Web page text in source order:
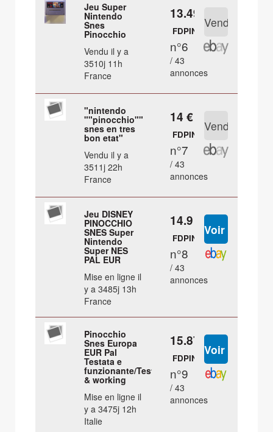
Jeu Super
Nintendo
Snes
Pinocchio
Vendu il y a
3510j 11h
France
13.49 €
FDPIN
n°6
/ 43
annonces
"nintendo
""pinocchio""
snes en tres
bon etat"
Vendu il y a
3511j 22h
France
14 €
FDPIN
n°7
/ 43
annonces
Jeu DISNEY
PINOCCHIO
SNES Super
Nintendo
Super NES
PAL EUR
Mise en ligne il
y a 3485j 13h
France
14.9 €
FDPIN
n°8
/ 43
annonces
Pinocchio
Snes Europa
EUR Pal
Testata e
funzionante/Tested
& working
Mise en ligne il
y a 3475j 12h
Italie
15.87 €
FDPIN
n°9
/ 43
annonces